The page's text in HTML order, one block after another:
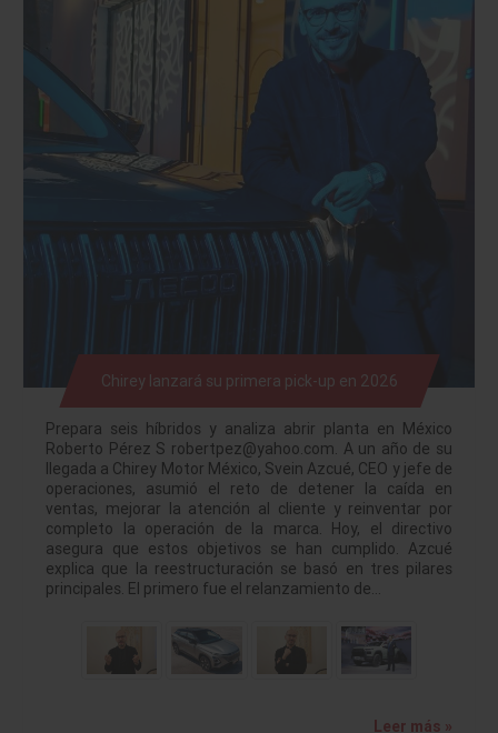
Chirey lanzará su primera pick-up en 2026
Prepara seis híbridos y analiza abrir planta en México
Roberto Pérez S robertpez@yahoo.com. A un año de su
llegada a Chirey Motor México, Svein Azcué, CEO y jefe de
operaciones, asumió el reto de detener la caída en
ventas, mejorar la atención al cliente y reinventar por
completo la operación de la marca. Hoy, el directivo
asegura que estos objetivos se han cumplido. Azcué
explica que la reestructuración se basó en tres pilares
principales. El primero fue el relanzamiento de…
Leer más »